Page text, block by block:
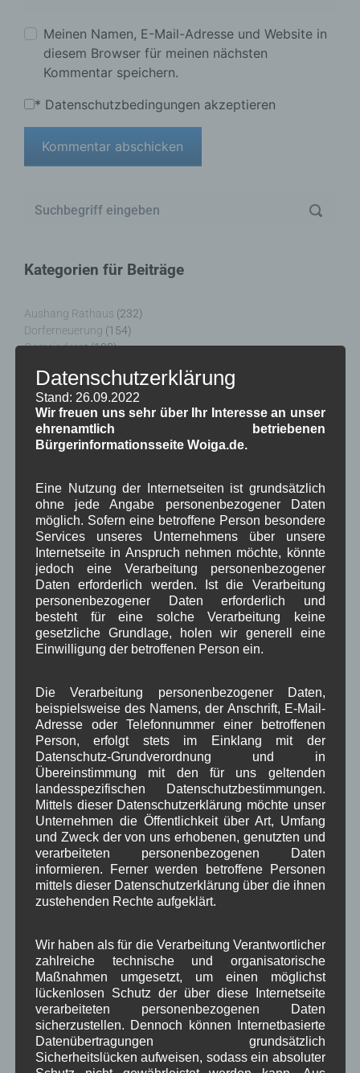
Meinen Namen, E-Mail-Adresse und Website in
diesem Browser für meinen nächsten
Kommentar speichern.
* Datenschutzbedingungen akzeptieren
Kategorien für Beiträge
Aushang Rathaus (232)
Dorferneuerung (154)
Gemeinderat(128)
Kommunalpolitik(85)
Pressespiegel(282)
um Wallgau(258)
Wallgau im Netz(65)
Schlagwörter
1250-Jahre ,AlpenRaum , Arbeitsgruppe 1-13 ,
Arbeitsmarkt Asyl , Bauvorhaben ,
Bildergalerie Brauchtum Corona ,
Dorferneuerung , Dorfleben ,
Dorfplatz ,Energiewende , Fest ,G7
Gesundheit , Gewerbe , Haushalt ,
historische Bilder , Infrastruktur , Isarkies ,
Kirche Kunsthandwerk Landwirtschaft
Musik , Natur und Umwelt Ochsenrennen
Schule , Sport , Tagespflege , Tourismus ,
TV ,Umfrage , Veranstaltung , Verkehr ,
Verwaltung , Video ,
Vorstand Dorferneuerung , Woiga.de
Zeitung Zigarettensteig
Bauernregel im August
Trockener August ist der Bauern Lust.
Datenschutzerklärung
Stand: 26.09.2022
Wir freuen uns sehr über Ihr Interesse an unser
ehrenamtlich betriebenen
Bürgerinformationsseite Woiga.de.
Eine Nutzung der Internetseiten ist grundsätzlich
ohne jede Angabe personenbezogener Daten
möglich. Sofern eine betroffene Person besondere
Services unseres Unternehmens über unsere
Internetseite in Anspruch nehmen möchte, könnte
jedoch eine Verarbeitung personenbezogener
Daten erforderlich werden. Ist die Verarbeitung
personenbezogener Daten erforderlich und
besteht für eine solche Verarbeitung keine
gesetzliche Grundlage, holen wir generell eine
Einwilligung der betroffenen Person ein.
Die Verarbeitung personenbezogener Daten,
beispielsweise des Namens, der Anschrift, E-Mail-
Adresse oder Telefonnummer einer betroffenen
Person, erfolgt stets im Einklang mit der
Datenschutz-Grundverordnung und in
Übereinstimmung mit den für uns geltenden
landesspezifischen Datenschutzbestimmungen.
Mittels dieser Datenschutzerklärung möchte unser
Unternehmen die Öffentlichkeit über Art, Umfang
und Zweck der von uns erhobenen, genutzten und
verarbeiteten personenbezogenen Daten
informieren. Ferner werden betroffene Personen
mittels dieser Datenschutzerklärung über die ihnen
zustehenden Rechte aufgeklärt.
Wir haben als für die Verarbeitung Verantwortlicher
zahlreiche technische und organisatorische
Maßnahmen umgesetzt, um einen möglichst
lückenlosen Schutz der über diese Internetseite
verarbeiteten personenbezogenen Daten
sicherzustellen. Dennoch können Internetbasierte
Datenübertragungen grundsätzlich
Sicherheitslücken aufweisen, sodass ein absoluter